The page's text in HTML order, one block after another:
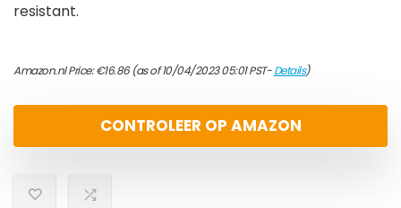
resistant.
Amazon.nl Price:€16.86(as of 10/04/2023 05:01 PST-Details)
CONTROLEER OP AMAZON